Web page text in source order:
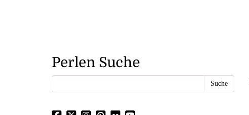
Perlen Suche